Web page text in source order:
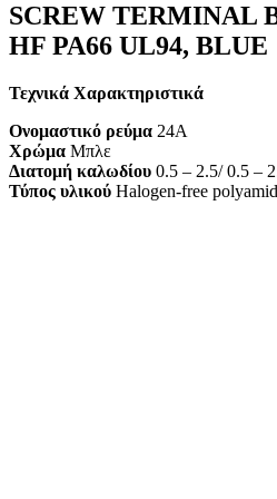
SCREW TERMINAL
HF PA66 UL94, BLUE
Τεχνικά Χαρακτηριστικά
Ονομαστικό ρεύμα 24A
Χρώμα Μπλε
Διατομή καλωδίου 0.5 – 2.5/ 0.5 –
Τύπος υλικού Halogen-free